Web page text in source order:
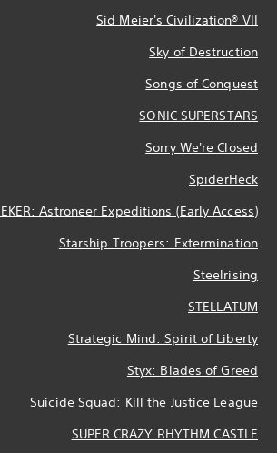
Sid Meier's Civilization® VII
Sky of Destruction
Songs of Conquest
SONIC SUPERSTARS
Sorry We're Closed
SpiderHeck
Astroneer Expeditions (Early Access)
Starship Troopers: Extermination
Steelrising
STELLATUM
Strategic Mind: Spirit of Liberty
Styx: Blades of Greed
Suicide Squad: Kill the Justice League
SUPER CRAZY RHYTHM CASTLE